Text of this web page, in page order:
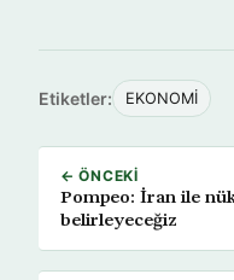
Etiketler: EKONOMİ
← ÖNCEKI
Pompeo: İran ile
belirleyeceğiz